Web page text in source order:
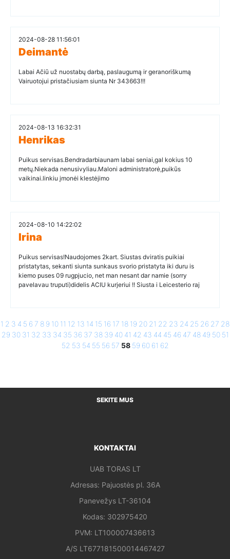
2024-08-28 11:56:01
Deimantė
Labai Ačiū už nuostabų darbą, paslaugumą ir geranoriškumą
Vairuotojui pristačiusiam siunta Nr 343663!!!
2024-08-13 16:32:31
Henrikas
Puikus servisas.Bendradarbiaunam labai seniai,gal kokius 10
metų.Niekada nenusivyliau.Maloni administratorė,puikūs
vaikinai.linkiu įmonėi klestėjimo
2024-08-10 14:22:02
Irina
Puikus servisas!Naudojomes 2kart. Siustas dviratis puikiai
pristatytas, sekanti siunta sunkaus svorio pristatyta iki duru is
kiemo puses 09 rugpjucio, net man nesant dar namie (sorry
pavelavau truputi)didelis ACIU kurjeriui !! Siusta i Leicesterio raj
1 2 3 4 5 6 7 8 9 10 11 12 13 14 15 16 17 18 19 20 21 22 23 24 25 26 27 28
29 30 31 32 33 34 35 36 37 38 39 40 41 42 43 44 45 46 47 48 49 50 51
52 53 54 55 56 57 58 59 60 61 62
SEKITE MUS
KONTAKTAI
UAB TORAS LT
Adresas: Pajuostės pl. 36A
Panevežys LT-36104
Kodas: 302975420
PVM: LT100007436613
A/S LT677181500014467427